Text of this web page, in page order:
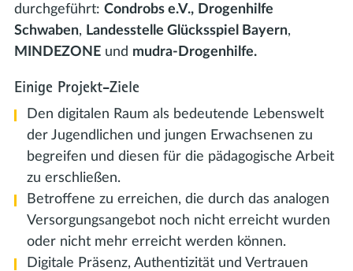
durchgeführt: Condrobs e.V., Drogenhilfe
Schwaben, Landesstelle Glücksspiel Bayern,
MINDEZONE und mudra-Drogenhilfe.
Einige Projekt-Ziele
Den digitalen Raum als bedeutende Lebenswelt
der Jugendlichen und jungen Erwachsenen zu
begreifen und diesen für die pädagogische Arbeit
zu erschließen.
Betroffene zu erreichen, die durch das analogen
Versorgungsangebot noch nicht erreicht wurden
oder nicht mehr erreicht werden können.
Digitale Präsenz, Authentizität und Vertrauen